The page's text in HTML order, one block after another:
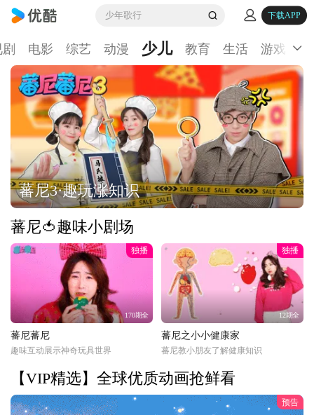
少年歌行 下载APP
电影 综艺 动漫 少儿 教育 生活 游戏 体
蕃尼3·趣玩涨知识
蕃尼🍅趣味小剧场
独播
170期全
蕃尼蕃尼
趣味互动展示神奇玩具世界
独播
12期全
蕃尼之小小健康家
蕃尼教小朋友了解健康知识
【VIP精选】全球优质动画抢鲜看
预告